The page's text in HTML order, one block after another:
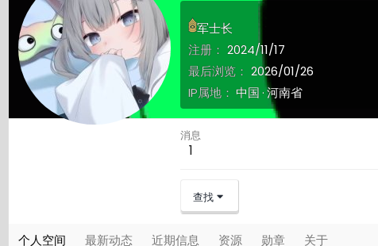
军士长
注册
2024/11/17
最后浏览
2026/01/26
IP属地
中国 河南省
消息
1
查找
个人空间 最新动态 近期信息 资源 勋章 关于